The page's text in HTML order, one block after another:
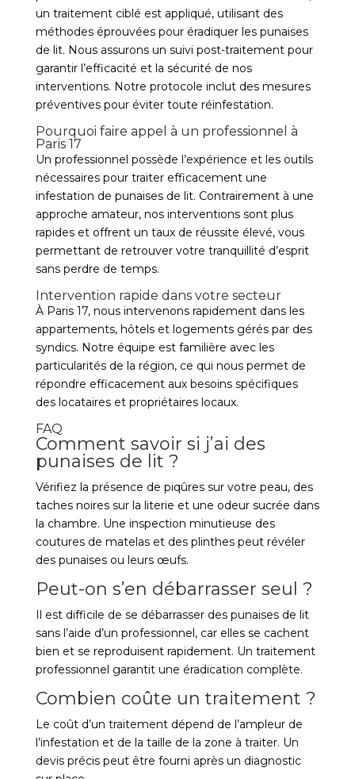
un traitement ciblé est appliqué, utilisant des
méthodes éprouvées pour éradiquer les punaises
de lit. Nous assurons un suivi post-traitement pour
garantir l’efficacité et la sécurité de nos
interventions. Notre protocole inclut des mesures
préventives pour éviter toute réinfestation.
Pourquoi faire appel à un professionnel à
Paris 17
Un professionnel possède l’expérience et les outils
nécessaires pour traiter efficacement une
infestation de punaises de lit. Contrairement à une
approche amateur, nos interventions sont plus
rapides et offrent un taux de réussite élevé, vous
permettant de retrouver votre tranquillité d’esprit
sans perdre de temps.
Intervention rapide dans votre secteur
À Paris 17, nous intervenons rapidement dans les
appartements, hôtels et logements gérés par des
syndics. Notre équipe est familière avec les
particularités de la région, ce qui nous permet de
répondre efficacement aux besoins spécifiques
des locataires et propriétaires locaux.
FAQ
Comment savoir si j’ai des
punaises de lit ?
Vérifiez la présence de piqûres sur votre peau, des
taches noires sur la literie et une odeur sucrée dans
la chambre. Une inspection minutieuse des
coutures de matelas et des plinthes peut révéler
des punaises ou leurs œufs.
Peut-on s’en débarrasser seul ?
Il est difficile de se débarrasser des punaises de lit
sans l’aide d’un professionnel, car elles se cachent
bien et se reproduisent rapidement. Un traitement
professionnel garantit une éradication complète.
Combien coûte un traitement ?
Le coût d’un traitement dépend de l’ampleur de
l’infestation et de la taille de la zone à traiter. Un
devis précis peut être fourni après un diagnostic